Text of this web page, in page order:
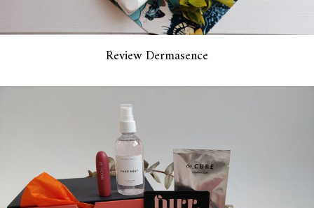
Review Dermasence